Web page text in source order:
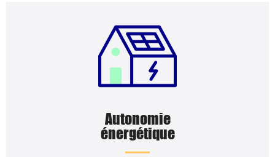
Autonomie
énergétique